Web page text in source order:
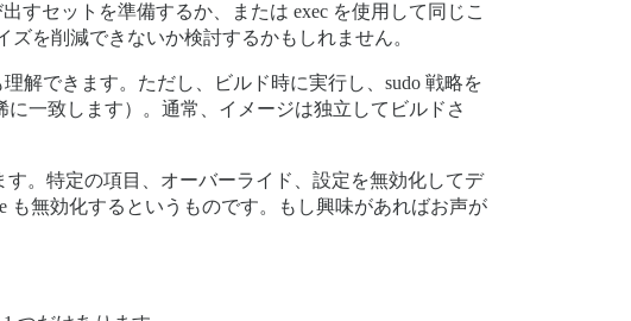
すセットを準備するか、または exec を使用して同じこ
を削減できないか検討するかもしれません。
解できます。ただし、ビルド時に実行し、sudo 戦略を
一致します）。通常、イメージは独立してビルドさ
す。特定の項目、オーバーライド、設定を無効化してデ
も無効化するというものです。もし興味があればお声が